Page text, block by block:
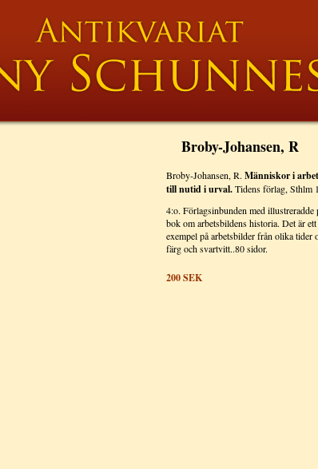
Broby-Johansen, R
Broby-Johansen, R. Människor i
till nutid i urval.Tidens förlag, Sthlm
4:o. Förlagsinbunden med
bok om arbetsbildens historia. Det är
exempel på arbetsbilder från olika
färg och svartvitt..80 sidor.
200SEK